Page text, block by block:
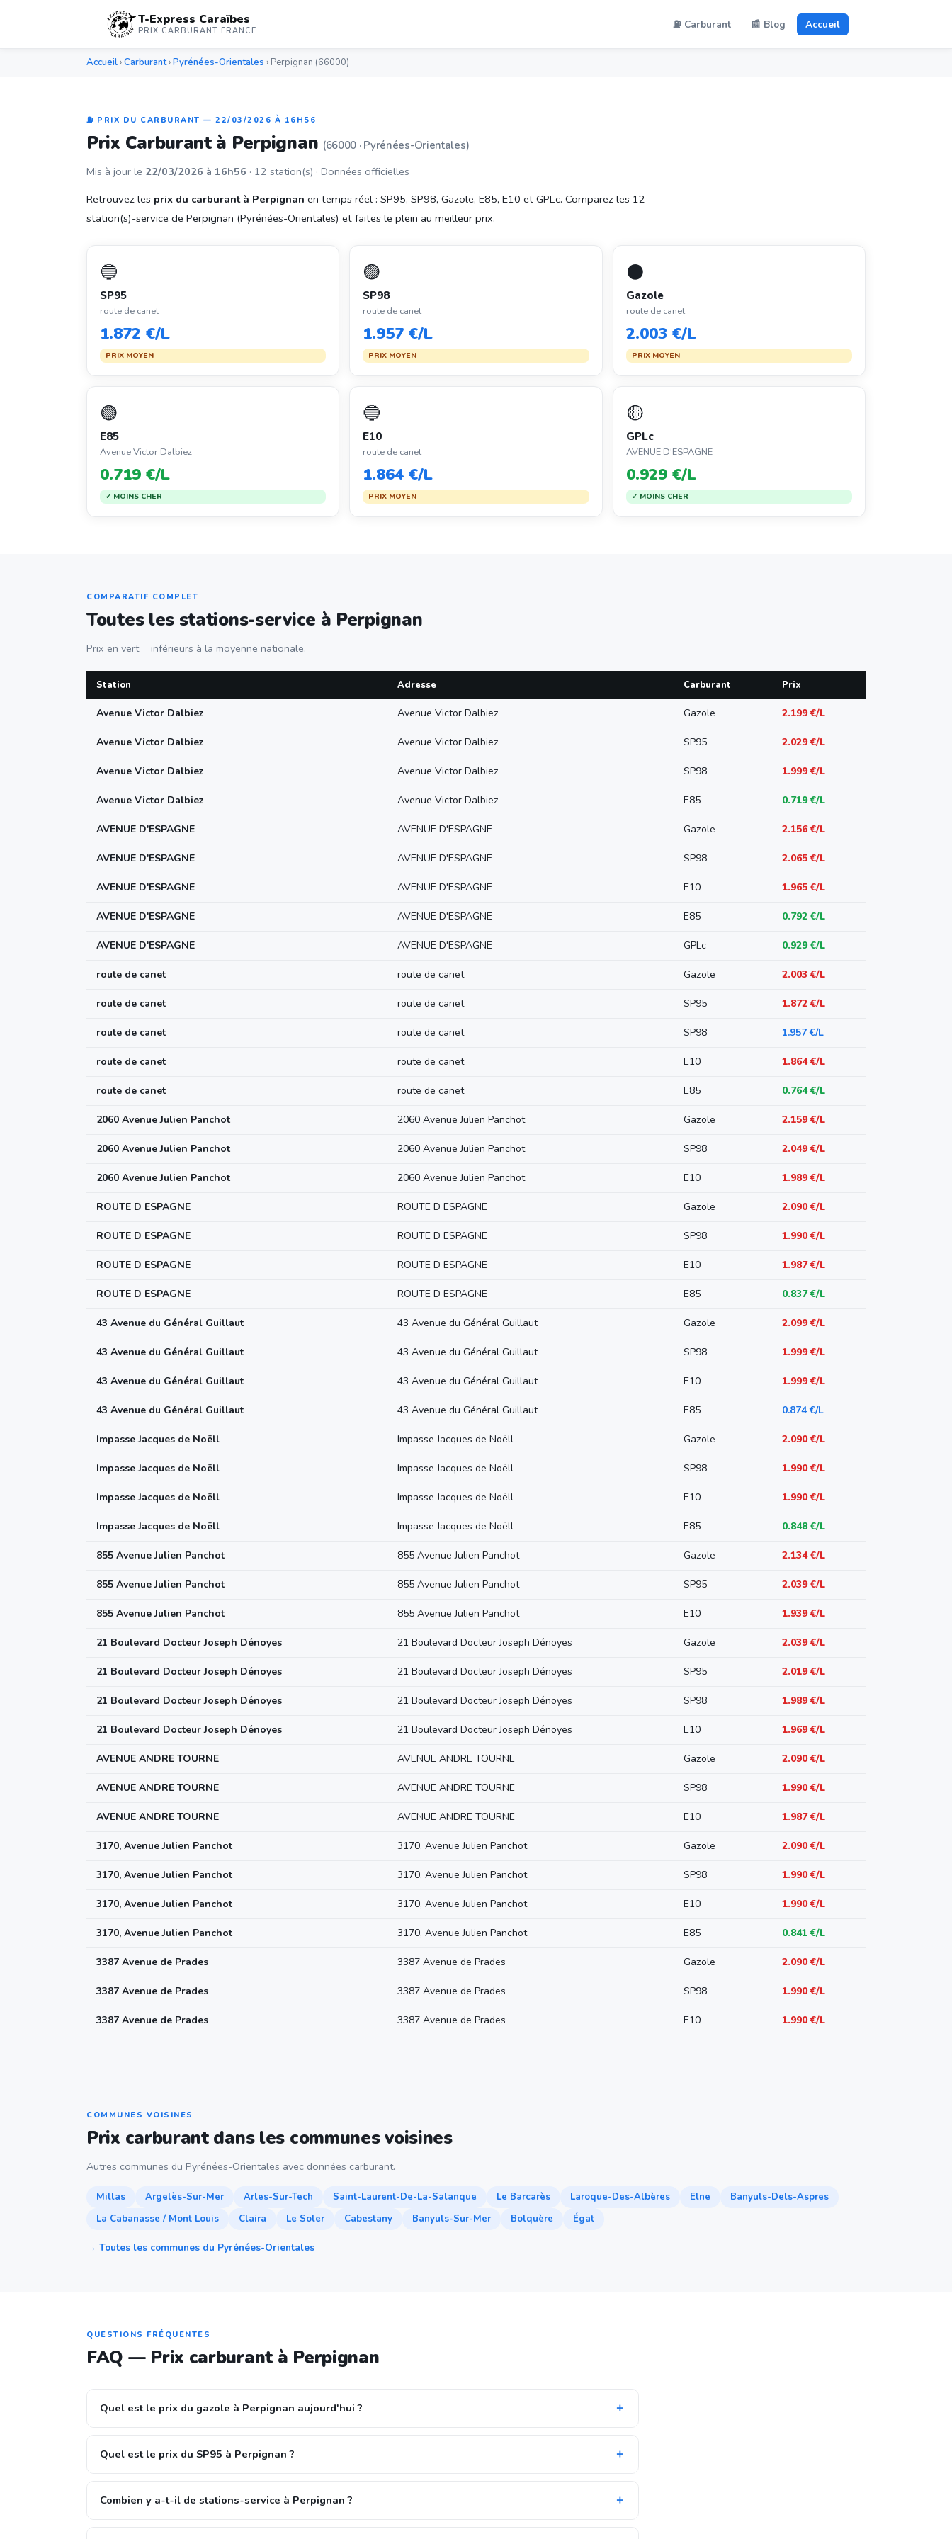
T-Express Caraïbes
PRIX CARBURANT FRANCE ⛽ Carburant 📰 Blog Accueil
Accueil ›Carburant›Pyrénées-Orientales › Perpignan (66000)
⛽ PRIX DU CARBURANT — 22/03/2026 À 16H56
Prix Carburant à Perpignan (66000 · Pyrénées-Orientales)
Mis à jour le 22/03/2026 à 16h56 · 12 station(s) · Données officielles
Retrouvez les prix du carburant à Perpignan en temps réel : SP95, SP98, Gazole, E85, E10 et GPLc. Comparez les 12
station(s)-service de Perpignan (Pyrénées-Orientales) et faites le plein au meilleur prix.
🔵
SP95
route de canet
1.872 €/L
PRIX MOYEN
🟣
SP98
route de canet
1.957 €/L
PRIX MOYEN
⚫
Gazole
route de canet
2.003 €/L
PRIX MOYEN
🟢
E85
Avenue Victor Dalbiez
0.719 €/L
✓ MOINS CHER
🔵
E10
route de canet
1.864 €/L
PRIX MOYEN
🟡
GPLc
AVENUE D'ESPAGNE
0.929 €/L
✓ MOINS CHER
COMPARATIF COMPLET
Toutes les stations-service à Perpignan
Prix en vert = inférieurs à la moyenne nationale.
Station Adresse Carburant Prix
Avenue Victor Dalbiez Avenue Victor Dalbiez Gazole 2.199 €/L
Avenue Victor Dalbiez Avenue Victor Dalbiez SP95 2.029 €/L
Avenue Victor Dalbiez Avenue Victor Dalbiez SP98 1.999 €/L
Avenue Victor Dalbiez Avenue Victor Dalbiez E85 0.719 €/L
AVENUE D'ESPAGNE AVENUE D'ESPAGNE Gazole 2.156 €/L
AVENUE D'ESPAGNE AVENUE D'ESPAGNE SP98 2.065 €/L
AVENUE D'ESPAGNE AVENUE D'ESPAGNE E10 1.965 €/L
AVENUE D'ESPAGNE AVENUE D'ESPAGNE E85 0.792 €/L
AVENUE D'ESPAGNE AVENUE D'ESPAGNE GPLc 0.929 €/L
route de canet route de canet Gazole 2.003 €/L
route de canet route de canet SP95 1.872 €/L
route de canet route de canet SP98 1.957 €/L
route de canet route de canet E10 1.864 €/L
route de canet route de canet E85 0.764 €/L
2060 Avenue Julien Panchot 2060 Avenue Julien Panchot Gazole 2.159 €/L
2060 Avenue Julien Panchot 2060 Avenue Julien Panchot SP98 2.049 €/L
2060 Avenue Julien Panchot 2060 Avenue Julien Panchot E10 1.989 €/L
ROUTE D ESPAGNE ROUTE D ESPAGNE Gazole 2.090 €/L
ROUTE D ESPAGNE ROUTE D ESPAGNE SP98 1.990 €/L
ROUTE D ESPAGNE ROUTE D ESPAGNE E10 1.987 €/L
ROUTE D ESPAGNE ROUTE D ESPAGNE E85 0.837 €/L
43 Avenue du Général Guillaut 43 Avenue du Général Guillaut Gazole 2.099 €/L
43 Avenue du Général Guillaut 43 Avenue du Général Guillaut SP98 1.999 €/L
43 Avenue du Général Guillaut 43 Avenue du Général Guillaut E10 1.999 €/L
43 Avenue du Général Guillaut 43 Avenue du Général Guillaut E85 0.874 €/L
Impasse Jacques de Noëll Impasse Jacques de Noëll Gazole 2.090 €/L
Impasse Jacques de Noëll Impasse Jacques de Noëll SP98 1.990 €/L
Impasse Jacques de Noëll Impasse Jacques de Noëll E10 1.990 €/L
Impasse Jacques de Noëll Impasse Jacques de Noëll E85 0.848 €/L
855 Avenue Julien Panchot 855 Avenue Julien Panchot Gazole 2.134 €/L
855 Avenue Julien Panchot 855 Avenue Julien Panchot SP95 2.039 €/L
855 Avenue Julien Panchot 855 Avenue Julien Panchot E10 1.939 €/L
21 Boulevard Docteur Joseph Dénoyes 21 Boulevard Docteur Joseph Dénoyes Gazole 2.039 €/L
21 Boulevard Docteur Joseph Dénoyes 21 Boulevard Docteur Joseph Dénoyes SP95 2.019 €/L
21 Boulevard Docteur Joseph Dénoyes 21 Boulevard Docteur Joseph Dénoyes SP98 1.989 €/L
21 Boulevard Docteur Joseph Dénoyes 21 Boulevard Docteur Joseph Dénoyes E10 1.969 €/L
AVENUE ANDRE TOURNE AVENUE ANDRE TOURNE Gazole 2.090 €/L
AVENUE ANDRE TOURNE AVENUE ANDRE TOURNE SP98 1.990 €/L
AVENUE ANDRE TOURNE AVENUE ANDRE TOURNE E10 1.987 €/L
3170, Avenue Julien Panchot 3170, Avenue Julien Panchot Gazole 2.090 €/L
3170, Avenue Julien Panchot 3170, Avenue Julien Panchot SP98 1.990 €/L
3170, Avenue Julien Panchot 3170, Avenue Julien Panchot E10 1.990 €/L
3170, Avenue Julien Panchot 3170, Avenue Julien Panchot E85 0.841 €/L
3387 Avenue de Prades 3387 Avenue de Prades Gazole 2.090 €/L
3387 Avenue de Prades 3387 Avenue de Prades SP98 1.990 €/L
3387 Avenue de Prades 3387 Avenue de Prades E10 1.990 €/L
COMMUNES VOISINES
Prix carburant dans les communes voisines
Autres communes du Pyrénées-Orientales avec données carburant.
Millas Argelès-Sur-Mer Arles-Sur-Tech Saint-Laurent-De-La-Salanque Le Barcarès Laroque-Des-Albères Elne
Banyuls-Dels-Aspres
La Cabanasse / Mont Louis
Claira Le Soler Cabestany Banyuls-Sur-Mer Bolquère Égat
→ Toutes les communes du Pyrénées-Orientales
QUESTIONS FRÉQUENTES
FAQ — Prix carburant à Perpignan
Quel est le prix du gazole à Perpignan aujourd'hui ?
Quel est le prix du SP95 à Perpignan ?
Combien y a-t-il de stations-service à Perpignan ?